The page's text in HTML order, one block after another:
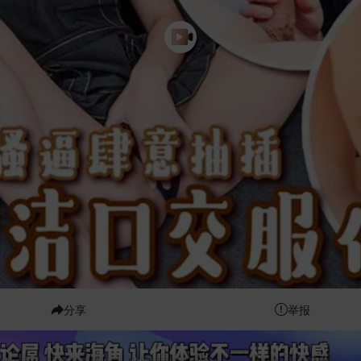
分享 举报